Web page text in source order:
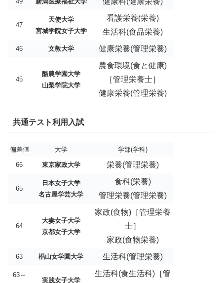
47
天使大学
宮城学院女子大学
看護栄養(栄養)
生活科(食品栄養)
46 文教大学 健康栄養(管理栄養)
45
酪農学園大学
山梨学院大学
農食環境(食と健康)
［管理栄養士］
健康栄養(管理栄養)
共通テスト利用入試
偏差値 大学 学部(学科)
66 東京家政大学 栄養(管理栄養)
65
日本女子大学
名古屋学芸大学
食科(栄養)
管理栄養(管理栄養)
64
大妻女子大学
京都女子大学
家政(食物)［管理栄養
士］
家政(食物栄養)
63 椙山女学園大学 生活科(管理栄養)
63～
実践女子大学
生活科(食生活科)［管